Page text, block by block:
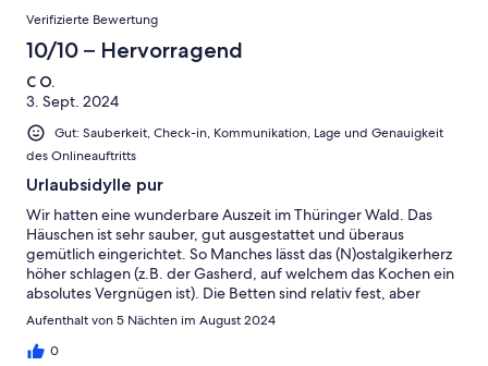
Verifizierte Bewertung
10/10 – Hervorragend
C O.
3. Sept. 2024
Gut: Sauberkeit, Check-in, Kommunikation, Lage und Genauigkeit
des Onlineauftritts
Urlaubsidylle pur
Wir hatten eine wunderbare Auszeit im Thüringer Wald. Das
Häuschen ist sehr sauber, gut ausgestattet und überaus
gemütlich eingerichtet. So Manches lässt das (N)ostalgikerherz
höher schlagen (z.B. der Gasherd, auf welchem das Kochen ein
absolutes Vergnügen ist). Die Betten sind relativ fest, aber
super bequem. Hinter dem Haus (und einem Hügel) befindet
sich die Haltestelle einer kleinen Überlandbahn. An die
gelegentlichen Geräusche gewöhnt man sich binnen kürzester
Aufenthalt von 5 Nächten im August 2024
0